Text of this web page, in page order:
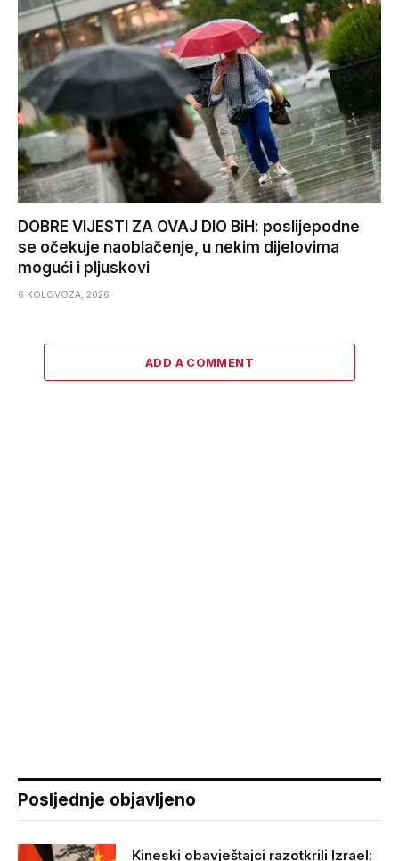
DOBRE VIJESTI ZA OVAJ DIO BiH: poslijepodne
se očekuje naoblačenje, u nekim dijelovima
mogući i pljuskovi
6 KOLOVOZA, 2026
ADD A COMMENT
Posljednje objavljeno
Kineski obavještajci razotkrili Izrael: